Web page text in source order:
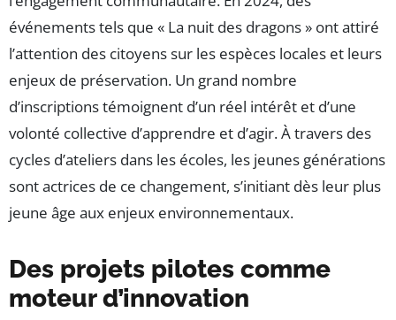
événements tels que « La nuit des dragons » ont attiré
l’attention des citoyens sur les espèces locales et leurs
enjeux de préservation. Un grand nombre
d’inscriptions témoignent d’un réel intérêt et d’une
volonté collective d’apprendre et d’agir. À travers des
cycles d’ateliers dans les écoles, les jeunes générations
sont actrices de ce changement, s’initiant dès leur plus
jeune âge aux enjeux environnementaux.
Des projets pilotes comme
moteur d’innovation